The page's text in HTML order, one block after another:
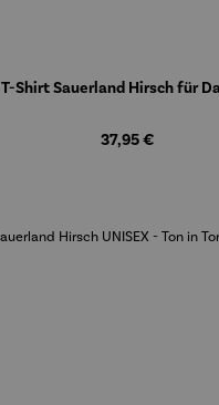
T-Shirt Sauerland Hirsch für
Regulärer Preis:
37,95 €